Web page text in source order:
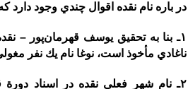
در باره نام نقده اقوال چندي وجود دارد
١ـ بنا به تحقيق يوسف قهرمان‌پور –
ناغادي مأخوذ است، نوغا نام يك نفر
٢ـ نام شهر فعلي نقده در اسناد